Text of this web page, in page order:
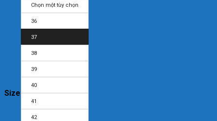
Size
Chọn một tùy chọn
36
37
38
39
40
41
42